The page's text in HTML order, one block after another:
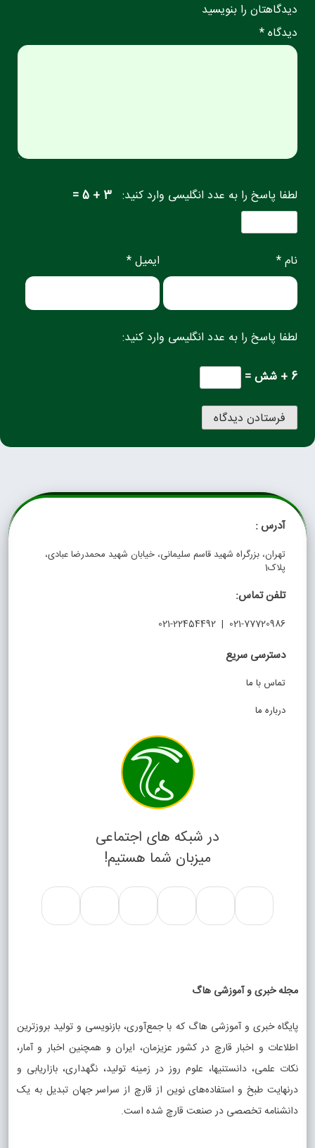
دیدگاهتان را بنویسید
دیدگاه *
لطفا پاسخ را به عدد انگلیسی وارد کنید: 3 + 5 =
نام * ایمیل *
لطفا پاسخ را به عدد انگلیسی وارد کنید:
6 + شش =
آدرس :
تهران، بزرگراه شهید قاسم سلیمانی، خیابان شهید محمدرضا عبادی،
پلاک1
تلفن تماس:
021-77720986 | 021-22454492
دسترسی سریع
تماس با ما
درباره ما
در شبکه های اجتماعی
میزبان شما هستیم!
مجله خبری و آموزشی هاگ
پایگاه خبری و آموزشی هاگ که با جمع‌آوری، بازنویسی و تولید بروزترین
اطلاعات و اخبار قارچ در کشور عزیزمان، ایران و همچنین اخبار و آمار،
نکات علمی، دانستنیها، علوم روز در زمینه تولید، نگهداری، بازاریابی و
درنهایت طبخ و استفاده‌های نوین از قارچ از سراسر جهان تبدیل به یک
دانشنامه تخصصی در صنعت قارچ شده است.